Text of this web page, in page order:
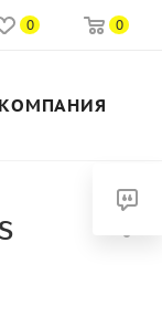
0 0
КОМПАНИЯ